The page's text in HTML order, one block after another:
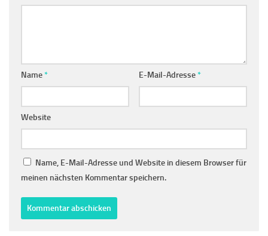
Name* E-Mail-Adresse*
Website
Name, E-Mail-Adresse und Website in diesem Browser für
meinen nächsten Kommentar speichern.